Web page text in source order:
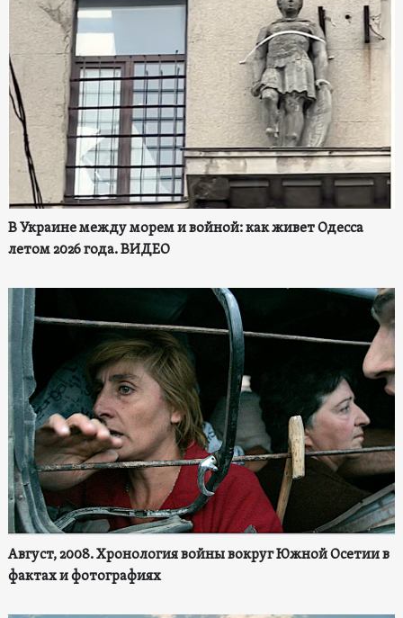
В Украине между морем и войной: как живет Одесса
летом 2026 года. ВИДЕО
Август, 2008. Хронология войны вокруг Южной Осетии в
фактах и фотографиях